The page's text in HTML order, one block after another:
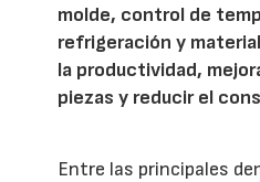
molde, control de
refrigeración y
la productividad,
piezas y reducir el
Entre las principales